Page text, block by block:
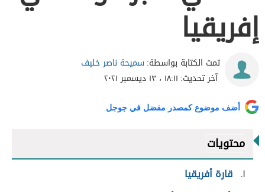
إفريقيا
تمت الكتابة بواسطة:سميحة ناصر خليف
آخر تحديث: ١٨:١١ ، ١٣ ديسمبر ٢٠٢١
أضف موضوع كمصدر مفضل في جوجل
محتويات
١ قارة أفريقيا